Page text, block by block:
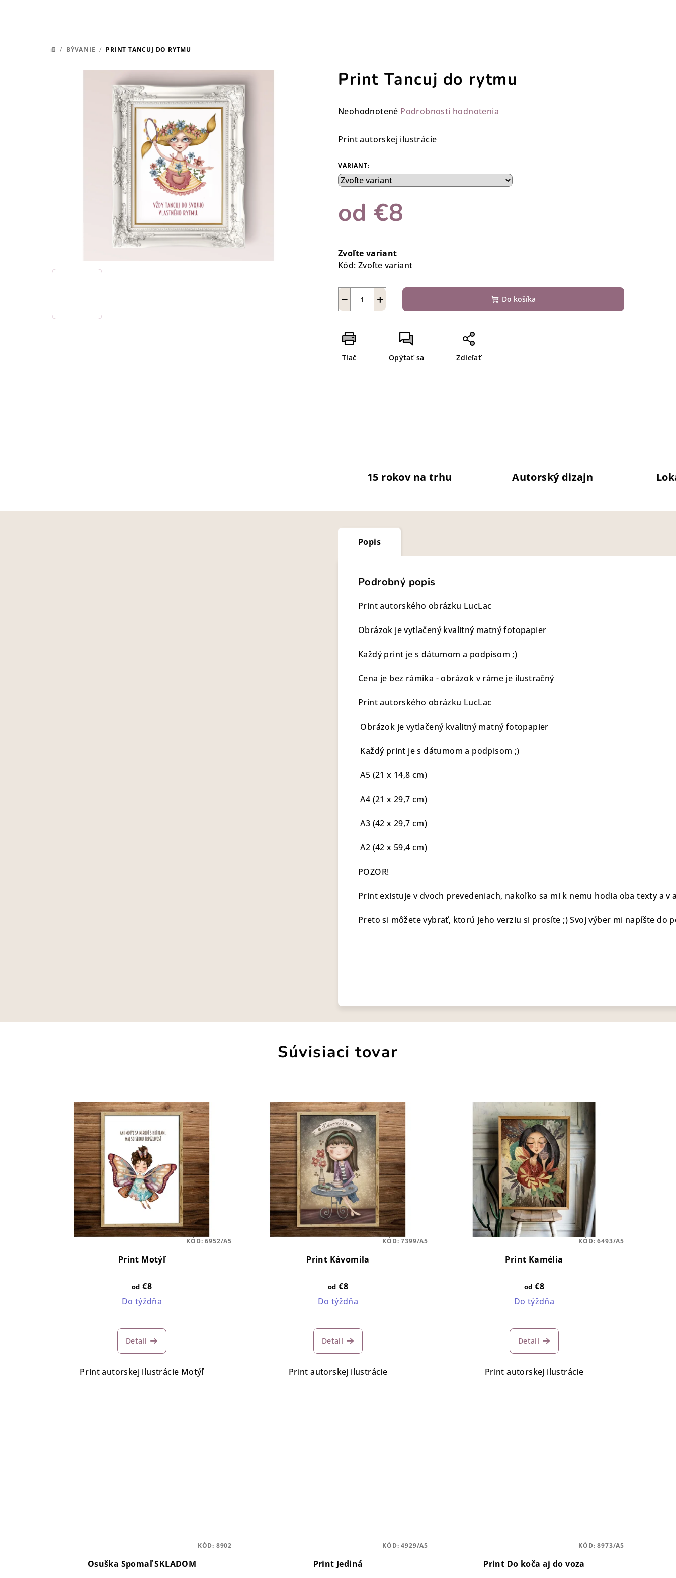
DOMOV
/ BÝVANIE / PRINT TANCUJ DO RYTMU
Print Tancuj do rytmu
Priemerné
produktu
z
5
Neohodnotené Podrobnosti hodnotenia
Print autorskej ilustrácie
VARIANT:
od€8
cena:
Zvoľte variant
Kód: Zvoľte variant
+
− Do košíka
Tlač Opýtať sa Zdieľať
15 rokov na trhu Autorský dizajn
Popis
Podrobný popis
Print autorského obrázku LucLac
Obrázok je vytlačený kvalitný matný fotopapier
Každý print je s dátumom a podpisom ;)
Cena je bez rámika - obrázok v ráme je ilustračný
Print autorského obrázku LucLac
Obrázok je vytlačený kvalitný matný fotopapier
Každý print je s dátumom a podpisom ;)
A5 (21 x 14,8 cm)
A4 (21 x 29,7 cm)
A3 (42 x 29,7 cm)
A2 (42 x 59,4 cm)
POZOR!
Print existuje v dvoch prevedeniach, nakoľko sa mi k nemu hodia oba texty a v
Preto si môžete vybrať, ktorú jeho verziu si prosíte ;) Svoj výber mi napíšte do
Súvisiaci tovar
Print Motýľ
od €8
Do týždňa
Detail
Print autorskej ilustrácie Motýľ
KÓD:6952/A5
Print Kávomila
od €8
Do týždňa
Detail
Print autorskej ilustrácie
KÓD:7399/A5
Print Kamélia
od €8
Do týždňa
Detail
Print autorskej ilustrácie
KÓD:6493/A5
Osuška Spomaľ SKLADOM
KÓD: 8902
Print Jediná
KÓD:4929/A5
Print Do koča aj do voza
KÓD:8973/A5